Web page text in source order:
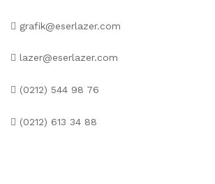
grafik@eserlazer.com
lazer@eserlazer.com
(0212) 544 98 76
(0212) 613 34 88